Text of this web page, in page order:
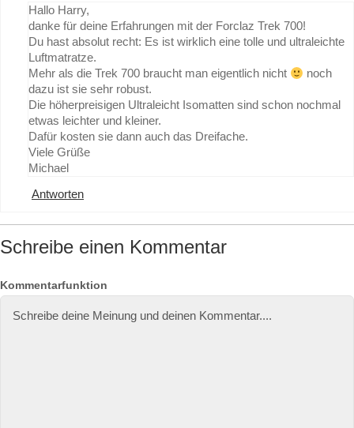
Hallo Harry,
danke für deine Erfahrungen mit der Forclaz Trek 700!
Du hast absolut recht: Es ist wirklich eine tolle und ultraleichte
Luftmatratze.
Mehr als die Trek 700 braucht man eigentlich nicht
noch
dazu ist sie sehr robust.
Die höherpreisigen Ultraleicht Isomatten sind schon nochmal
etwas leichter und kleiner.
Dafür kosten sie dann auch das Dreifache.
Viele Grüße
Michael
Antworten
Schreibe einen Kommentar
Kommentarfunktion
a
-e